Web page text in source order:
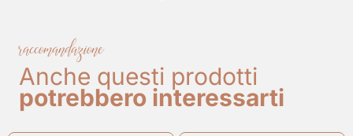
raccomandazione
Anche questi prodotti
potrebbero interessarti